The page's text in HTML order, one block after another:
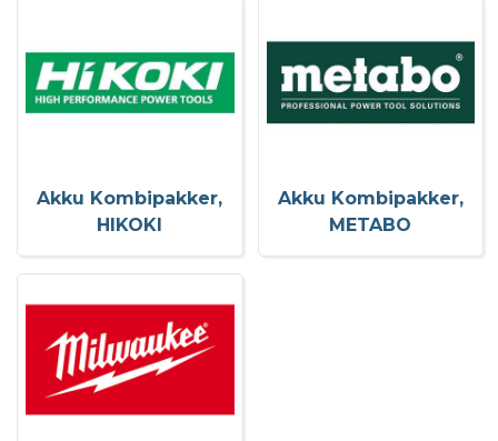
Akku Kombipakker,
HIKOKI
Akku Kombipakker,
METABO